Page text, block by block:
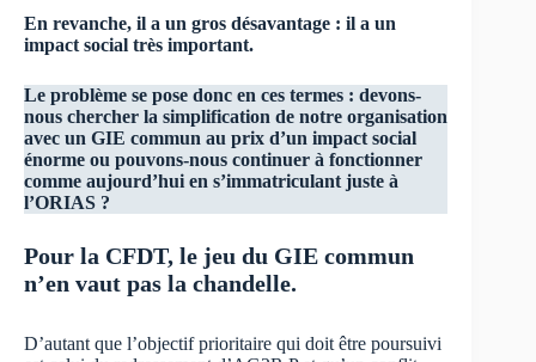
En revanche, il a un gros désavantage : il a un
impact social très important.
Le problème se pose donc en ces termes : devons-
nous chercher la simplification de notre organisation
avec un GIE commun au prix d’un impact social
énorme ou pouvons-nous continuer à fonctionner
comme aujourd’hui en s’immatriculant juste à
l’ORIAS ?
Pour la CFDT, le jeu du GIE commun
n’en vaut pas la chandelle.
D’autant que l’objectif prioritaire qui doit être poursuivi